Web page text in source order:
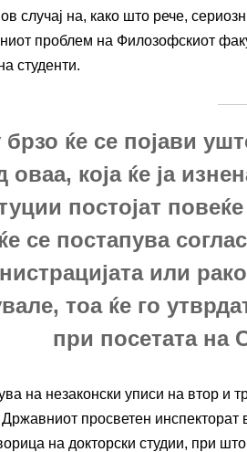
случај на, како што рече,
проблем на Филозофскиот
студенти.
брзо ќе се појави
оваа, која ќе ја
постојат
се постапува
или
тоа ќе го
при посетата на
на незаконски уписи на втор и
Државниот просветен
на докторски студии, при